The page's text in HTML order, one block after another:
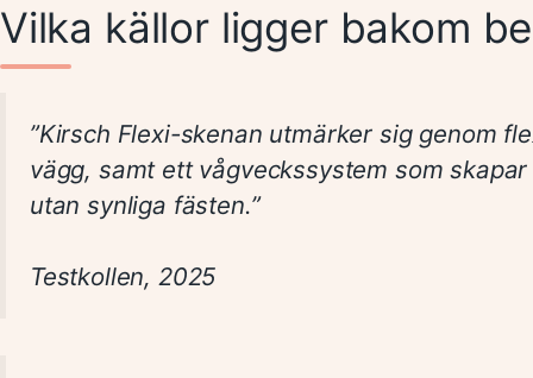
Vilka källor ligger bakom
”Kirsch Flexi-skenan utmärker sig genom
vägg, samt ett vågveckssystem som
utan synliga fästen.”
Testkollen, 2025